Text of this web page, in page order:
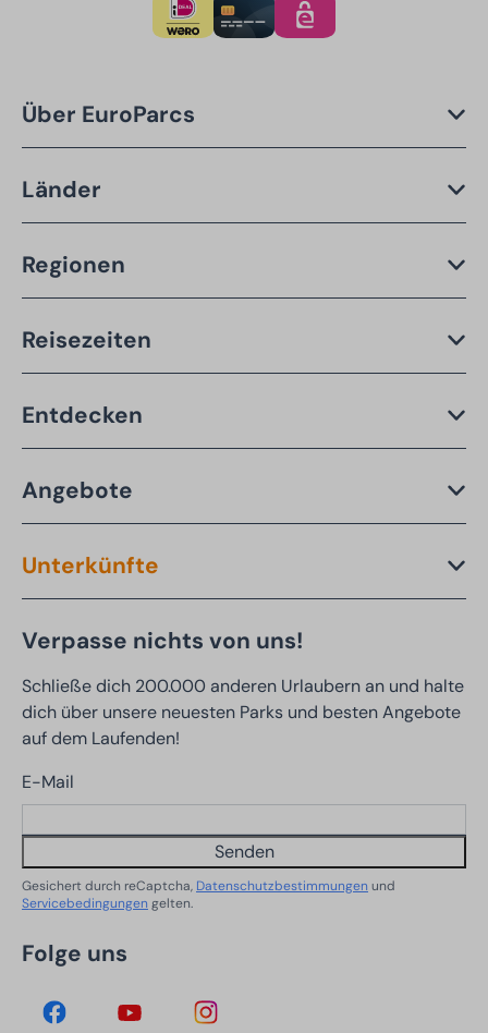
Über EuroParcs
Länder
Regionen
Reisezeiten
Entdecken
Angebote
Unterkünfte
Verpasse nichts von uns!
Schließe dich 200.000 anderen Urlaubern an und halte
dich über unsere neuesten Parks und besten Angebote
auf dem Laufenden!
E-Mail
Senden
Gesichert durch reCaptcha, Datenschutzbestimmungen und
Servicebedingungen gelten.
Folge uns